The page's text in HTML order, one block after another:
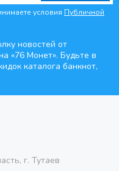
условия Публичной
новостей от
«76 Монет». Будьте в
каталога банкнот,
, г. Тутаев